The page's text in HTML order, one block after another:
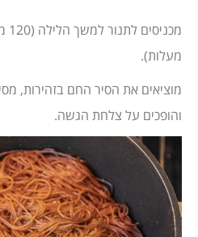
מעלות).
מוציאים את הסיר החם בזהירות,
והופכים על צלחת הגשה.